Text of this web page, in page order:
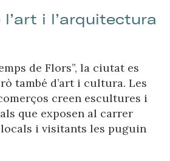
i l’arquitectura
de Flors”, la ciutat es
també d’art i cultura. Les
creen escultures i
que exposen al carrer
i visitants les puguin